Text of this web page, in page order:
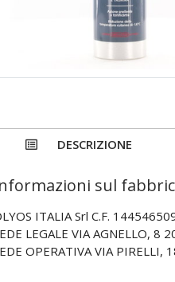
DESCRIZIONE
sul
ITALIA Srl C.F.
LEGALE VIA AGNELLO, 8
OPERATIVA VIA PIRELLI,